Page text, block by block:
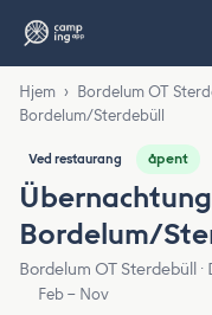
Hjem › Bordelum OT
Bordelum/Sterdebüll
Ved restaurang åpent
Bordelum/
Bordelum OT Sterdebüll ·
Feb – Nov